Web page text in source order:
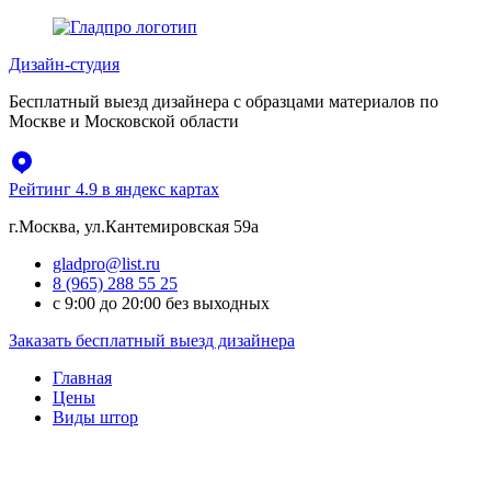
Перейти
содержимому
Дизайн-студия
Бесплатный выезд дизайнера с образцами материалов по
Москве и Московской области
Рейтинг 4.9 в яндекс картах
г.Москва, ул.Кантемировская 59а
gladpro@list.ru
8 (965) 288 55 25
с 9:00 до 20:00 без выходных
Заказать бесплатный выезд дизайнера
Главная
Цены
Виды штор